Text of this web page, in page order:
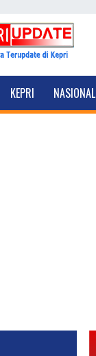
KEPRI NASIONAL